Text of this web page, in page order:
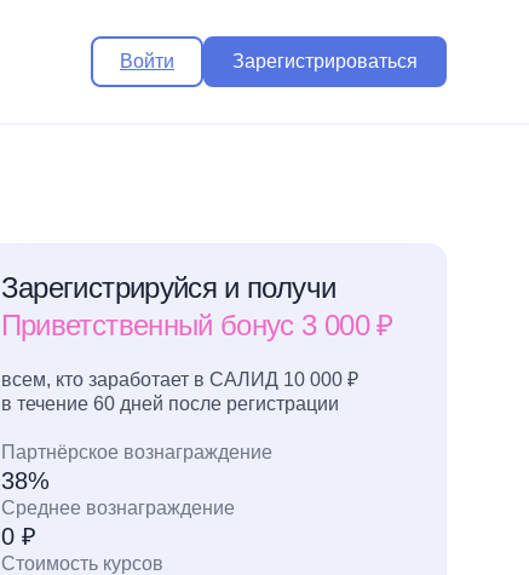
Войти Зарегистрироваться
Зарегистрируйся и получи
Приветственный бонус 3 000 ₽
всем, кто заработает в САЛИД 10 000 ₽
в течение 60 дней после регистрации
Партнёрское вознаграждение
38%
Среднее вознаграждение
0 ₽
Стоимость курсов